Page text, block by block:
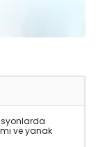
ve yanak